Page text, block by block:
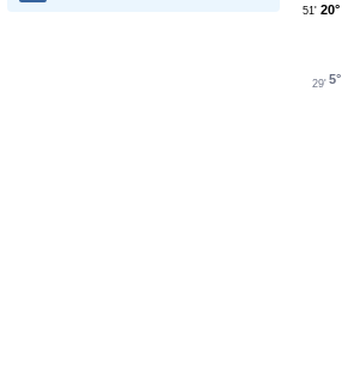
20°
51'
5°
29'